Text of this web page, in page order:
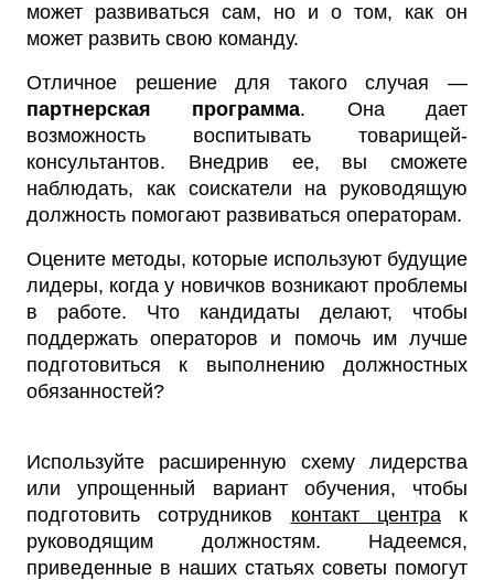
может развиваться сам, но и о том, как он
может развить свою команду.
Отличное решение для такого случая —
партнерская программа. Она дает
возможность воспитывать товарищей-
консультантов. Внедрив ее, вы сможете
наблюдать, как соискатели на руководящую
должность помогают развиваться операторам.
Оцените методы, которые используют будущие
лидеры, когда у новичков возникают проблемы
в работе. Что кандидаты делают, чтобы
поддержать операторов и помочь им лучше
подготовиться к выполнению должностных
обязанностей?
Используйте расширенную схему лидерства
или упрощенный вариант обучения, чтобы
подготовить сотрудников контакт центрак
руководящим должностям. Надеемся,
приведенные в наших статьях советы помогут